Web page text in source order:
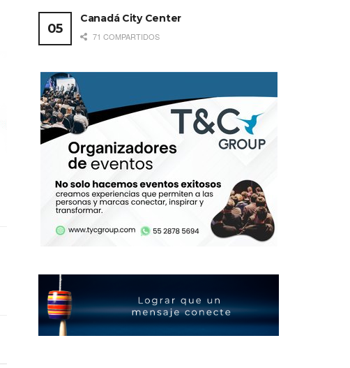
Canadá City Center
71 COMPARTIDOS